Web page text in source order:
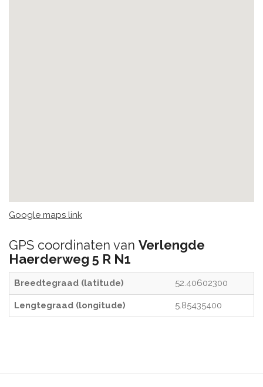
Google maps link
GPS coordinaten van Verlengde
Haerderweg 5 R N1
Breedtegraad (latitude) 52.40602300
Lengtegraad (longitude) 5.85435400